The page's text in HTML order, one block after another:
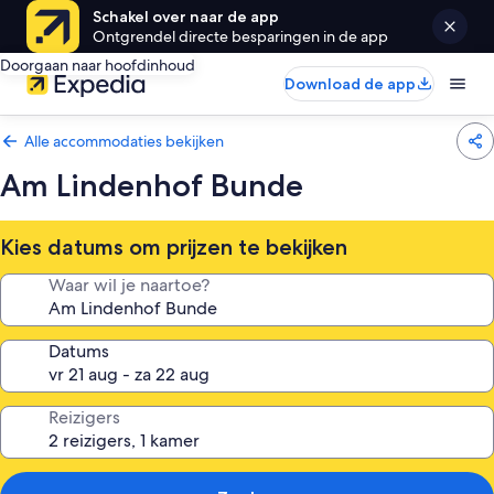
Schakel over naar de app
Ontgrendel directe besparingen in de app
Doorgaan naar hoofdinhoud
Download de app
Alle accommodaties bekijken
Am Lindenhof Bunde
Kies datums om prijzen te bekijken
Waar wil je naartoe?
Datums
Reizigers